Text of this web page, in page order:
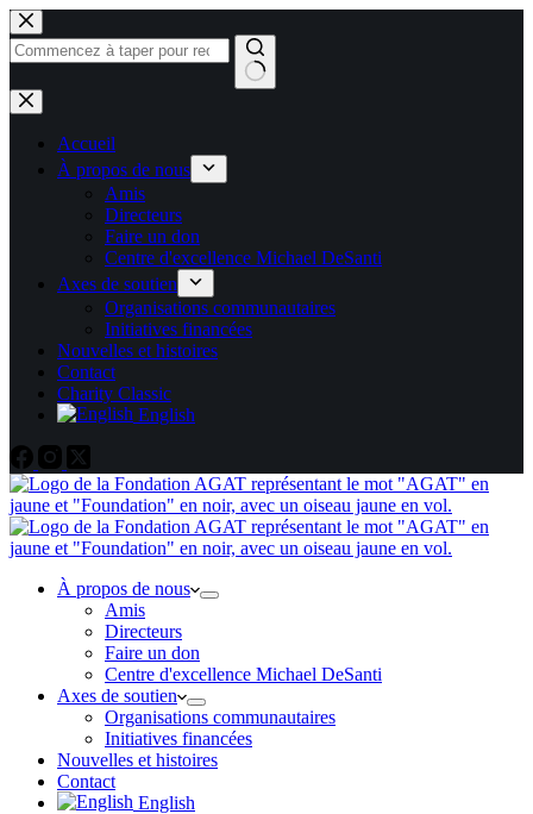
Skip
to
content
Pas
de
résultatsAccueil
À propos de nous
Amis
Directeurs
Faire un don
Centre d'excellence Michael DeSanti
Axes de soutien
Organisations communautaires
Initiatives financées
Nouvelles et histoires
Contact
Charity Classic
English
À propos de nous
Amis
Directeurs
Faire un don
Centre d'excellence Michael DeSanti
Axes de soutien
Organisations communautaires
Initiatives financées
Nouvelles et histoires
Contact
English